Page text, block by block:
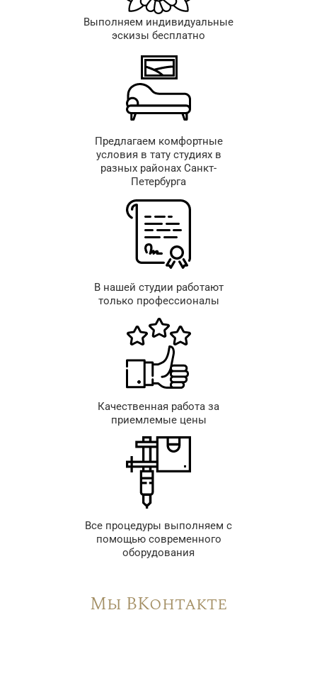
Выполняем индивидуальные
эскизы бесплатно
Предлагаем комфортные
условия в тату студиях в
разных районах Санкт-
Петербурга
В нашей студии работают
только профессионалы
Качественная работа за
приемлемые цены
Все процедуры выполняем с
помощью современного
оборудования
Мы ВКонтакте